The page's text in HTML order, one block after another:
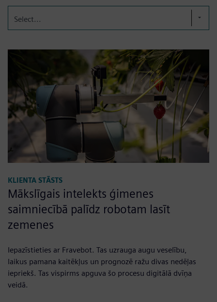
Select...
KLIENTA STĀSTS
Mākslīgais intelekts ģimenes
saimniecībā palīdz robotam lasīt
zemenes
Iepazīstieties ar Fravebot. Tas uzrauga augu veselību,
laikus pamana kaitēkļus un prognozē ražu divas nedēļas
iepriekš. Tas vispirms apguva šo procesu digitālā dvīņa
veidā.